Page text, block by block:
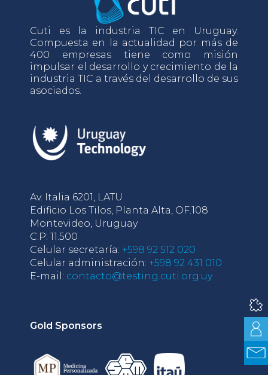
Cuti es la industria TIC en Uruguay.
Compuesta en la actualidad por más de
400 empresas tiene como misión
impulsar el desarrollo y crecimiento de la
industria TIC a través del desarrollo de sus
asociados.
Av. Italia 6201, LATU
Edificio Los Tilos, Planta Alta, OF.108
Montevideo, Uruguay
C.P: 11.500
Celular secretaría: +598 92 512 020
Celular administración: +598 92 431 010
E-mail: contacto@testing.cuti.org.uy
Gold Sponsors